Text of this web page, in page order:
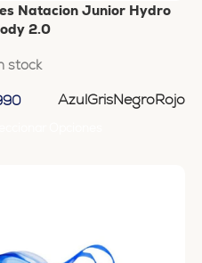
Natacion Junior Hydro
2.0
stock
AzulGrisNegroRojo